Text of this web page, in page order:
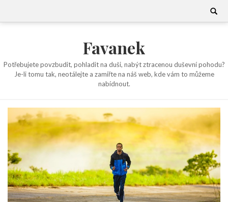
Search
Favanek
Potřebujete povzbudit, pohladit na duši, nabýt ztracenou duševní pohodu?
Je-li tomu tak, neotálejte a zamiřte na náš web, kde vám to můžeme
nabídnout.